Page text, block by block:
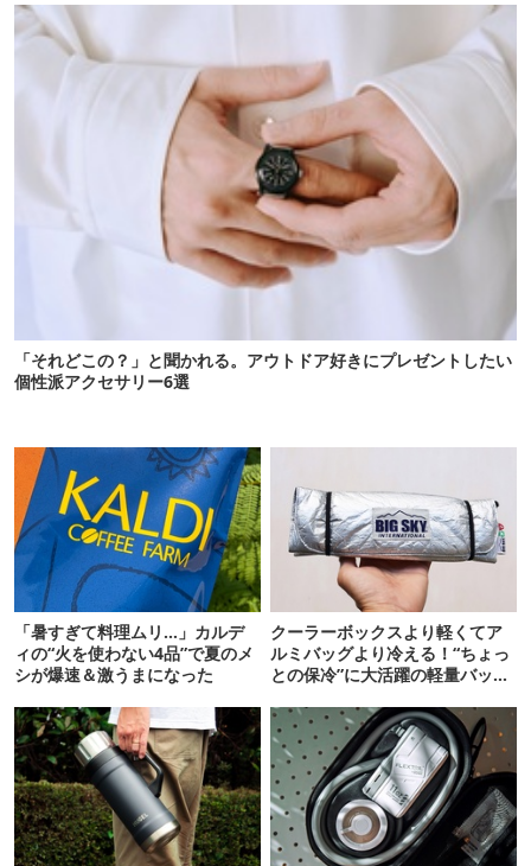
「それどこの？」と聞かれる。アウトドア好きにプレゼントしたい
個性派アクセサリー6選
「暑すぎて料理ムリ…」カルデ
ィの“火を使わない4品”で夏のメ
シが爆速＆激うまになった
クーラーボックスより軽くてア
ルミバッグより冷える！“ちょっ
との保冷”に大活躍の軽量バッグ